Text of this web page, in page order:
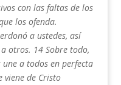
con las faltas de los
los ofenda.
a ustedes, así
otros. 14 Sobre todo,
a todos en perfecta
viene de Cristo